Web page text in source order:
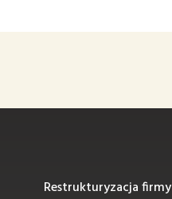
Restrukturyzacja firmy